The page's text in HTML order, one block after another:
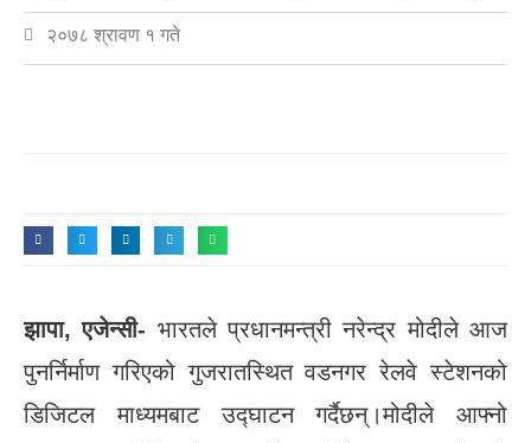
२०७८ श्रावण १ गते
झापा, एजेन्सी- भारतले प्रधानमन्त्री नरेन्द्र मोदीले आज
पुनर्निर्माण गरिएको गुजरातस्थित वडनगर रेलवे स्टेशनको
डिजिटल माध्यमबाट उद्घाटन गर्दैछन्।मोदीले आफ्नो